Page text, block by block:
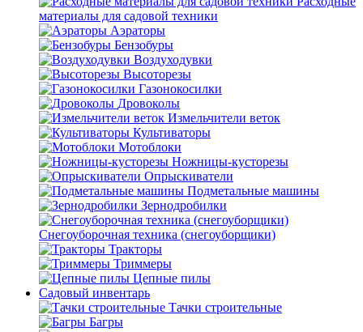
материалы для садовой техники
Аэраторы
Бензобуры
Воздуходувки
Высоторезы
Газонокосилки
Дровоколы
Измельчители веток
Культиваторы
Мотоблоки
Ножницы-кусторезы
Опрыскиватели
Подметальные машины
Зернодробилки
Снегоуборочная техника (снегоуборщики)
Тракторы
Триммеры
Цепные пилы
Садовый инвентарь
Тачки строительные
Багры